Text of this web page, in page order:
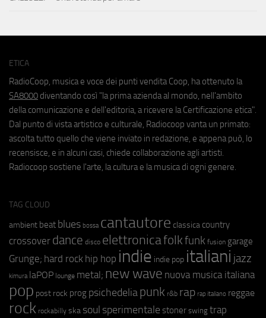
ETICA
RadioCoop, musica e voce dei punti vendita Coop, ha ottenuto la
SA8000 diventando così "la prima azienda al mondo, nell'ambito
della comunicazione e dell'editoria, a ricevere la Certificazione etica".
Dal punto di vista artistico e culturale, Radiocoop vanta un primato:
ascolta tutto quello che viene inviato in redazione, e appena può, lo
recensisce, e in alcuni casi, chiede collaborazione agli artisti.
Radiocoop sostiene l'arte, la cultura e la musica di ogni genere.
TAG CLOUD
ambient beat blues bossa cantautore classica country
crossover dance disco elettronicafolkfunk fusion garage
Grunge; hard rock hip hop indie indie pop italiani jazz
kimura laPOP lounge metal; new wave nuova musica italiana
pop post rock prog psichedeliapunk r&b rap rap italiano reggae
rock rockabilly ska soul sperimentale stoner swing trap